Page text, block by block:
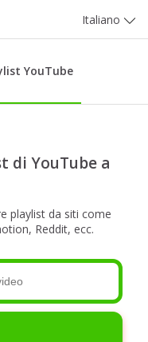
Italiano
YouTube
di YouTube a
playlist da siti come
Reddit, ecc.